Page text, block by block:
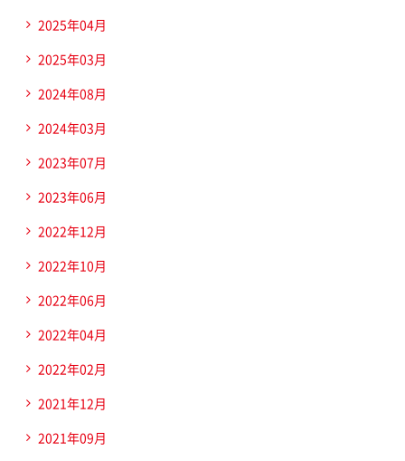
2025年04月
2025年03月
2024年08月
2024年03月
2023年07月
2023年06月
2022年12月
2022年10月
2022年06月
2022年04月
2022年02月
2021年12月
2021年09月